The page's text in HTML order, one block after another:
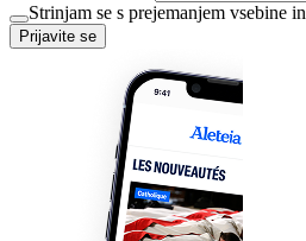
Strinjam se s prejemanjem vsebine in
Prijavite se